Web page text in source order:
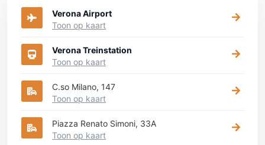
Verona Airport
Toon op kaart
Verona Treinstation
Toon op kaart
C.so Milano, 147
Toon op kaart
Piazza Renato Simoni, 33A
Toon op kaart